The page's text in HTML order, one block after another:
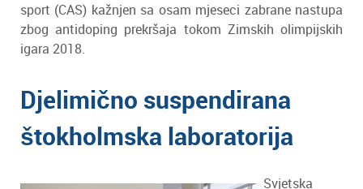
sport (CAS) kažnjen sa osam mjeseci zabrane nastupa
zbog antidoping prekršaja tokom Zimskih olimpijskih
igara 2018.
Djelimično suspendirana
štokholmska laboratorija
Svjetska